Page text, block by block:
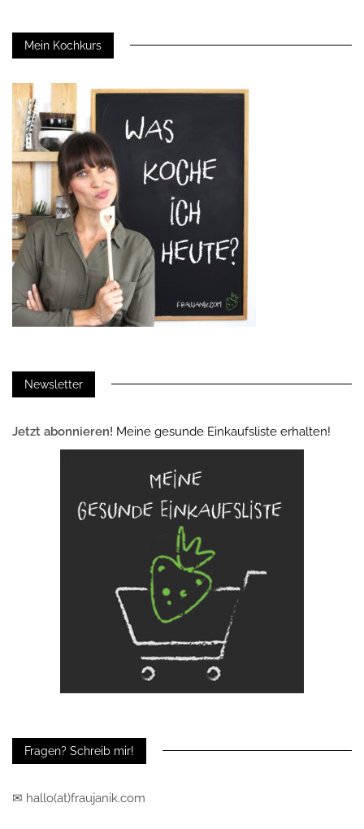
Mein Kochkurs
Newsletter
Jetzt abonnieren! Meine gesunde Einkaufsliste erhalten!
Fragen? Schreib mir!
✉ hallo(at)fraujanik.com